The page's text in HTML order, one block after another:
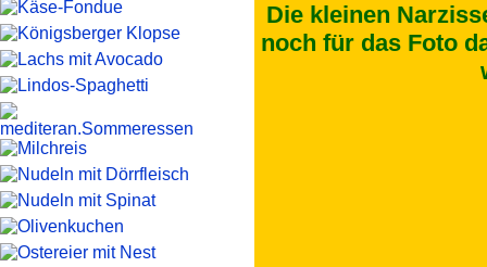
Die kleinen
noch für das Foto